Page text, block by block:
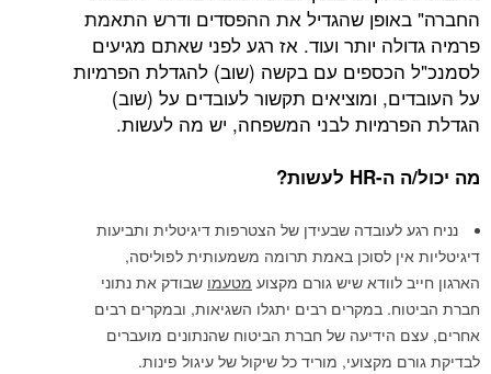
החברה" באופן שהגדיל את ההפסדים ודרש התאמת
פרמיה גדולה יותר ועוד. אז רגע לפני שאתם מגיעים
לסמנכ"ל הכספים עם בקשה (שוב) להגדלת הפרמיות
על העובדים, ומוציאים תקשור לעובדים על (שוב)
הגדלת הפרמיות לבני המשפחה, יש מה לעשות.
מה יכול/ה ה-HR לעשות?
נניח רגע לעובדה שבעידן של הצטרפות דיגיטלית ותביעות
דיגיטליות אין לסוכן באמת תרומה משמעותית לפוליסה,
הארגון חייב לוודא שיש גורם מקצוע מטעמו שבודק את נתוני
חברת הביטוח. במקרים רבים יתגלו השגיאות, ובמקרים רבים
אחרים, עצם הידיעה של חברת הביטוח שהנתונים מועברים
לבדיקת גורם מקצועי, מוריד כל שיקול של עיגול פינות.